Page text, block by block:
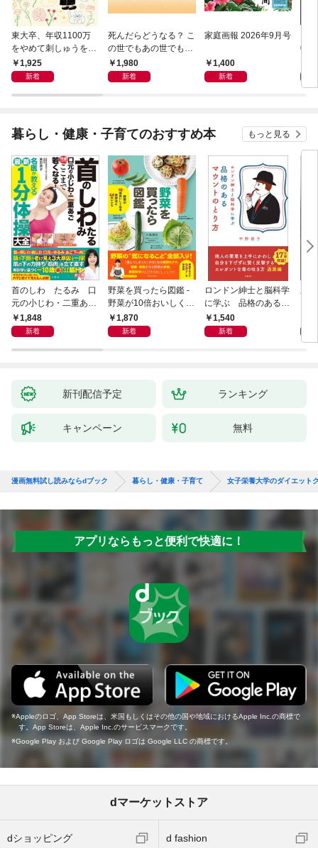
東大卒、年収1100万
をやめて刺しゅうをは
じめたワケ 冷めたまま
働きつづける前に
1,925
新着
死んだらどうなる？ こ
の世でもあの世でも幸
せになれる、究極の法
則
1,980
新着
家庭画報 2026年9月号
1,400
新着
0月
暮らし・健康・子育てのおすすめ本 もっと見る
首のしわ たるみ 口
元の小じわ・二重あ
ご 何歳からでもここ
まで若くなる！ 名医
大全
1,848
新着
野菜を買ったら図鑑 -
野菜が10倍おいしくな
る保存法と64のレシピ
-
1,870
新着
ロンドン紳士と脳科学
に学ぶ 品格のあるマ
ウントのとり方
1,540
新着
新
新刊配信予定 ランキング
キャンペーン 無料
漫画無料試し読みならdブック 暮らし・健康・子育て 女子栄養大学のダイエット
アプリならもっと便利で快適に！
Appleのロゴ、App Storeは、米国もしくはその他の国や地域におけるApple Inc.の商標で
す。App Storeは、Apple Inc.のサービスマークです。
Google Play および Google Play ロゴは Google LLC の商標です。
dマーケットストア
dショッピング d fashion